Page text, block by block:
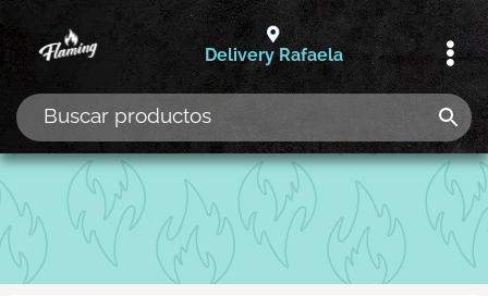
al
contenido
Delivery Rafaela